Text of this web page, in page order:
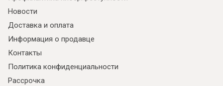
Новости
Доставка и оплата
Информация о продавце
Контакты
Политика конфиденциальности
Рассрочка